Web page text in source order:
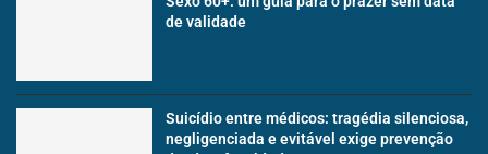
de validade
Suicídio entre médicos: tragédia silenciosa,
negligenciada e evitável exige prevenção